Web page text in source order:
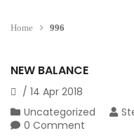
Home 996
NEW BALANCE
/ 14 Apr 2018
Uncategorized
0 Comment